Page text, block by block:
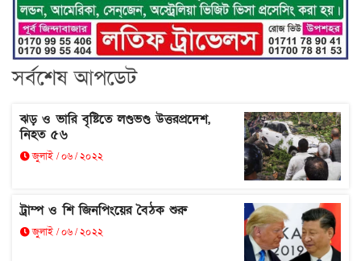
সর্বশেষ আপডেট
ঝড় ও ভারি বৃষ্টিতে লণ্ডভণ্ড উত্তরপ্রদেশ,
নিহত ৫৬
জুলাই / ০৬ / ২০২২
ট্রাম্প ও শি জিনপিংয়ের বৈঠক শুরু
জুলাই / ০৬ / ২০২২